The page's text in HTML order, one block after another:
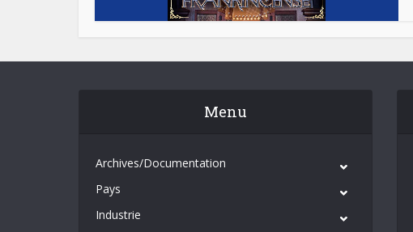
Menu
Archives/Documentation
Pays
Industrie